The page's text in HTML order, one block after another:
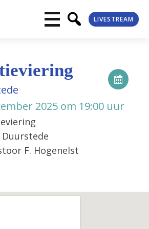
LIVESTREAM
2025 om 19:00 uur
F. Hogenelst